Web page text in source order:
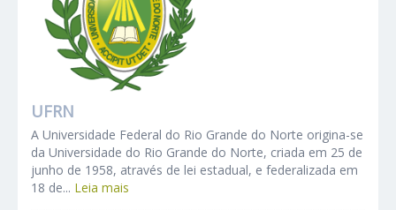
UFRN
A Universidade Federal do Rio Grande do Norte origina-se
da Universidade do Rio Grande do Norte, criada em 25 de
junho de 1958, através de lei estadual, e federalizada em
18 de... Leia mais